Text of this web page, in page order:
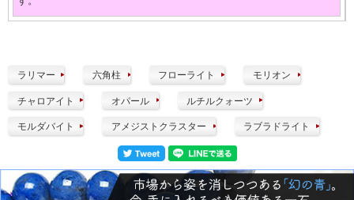
ラリマー 六角柱 フローライト モリオン
チャロアイト オパール ルチルクォーツ
モルダバイト アメジストクラスター ラブラドライト